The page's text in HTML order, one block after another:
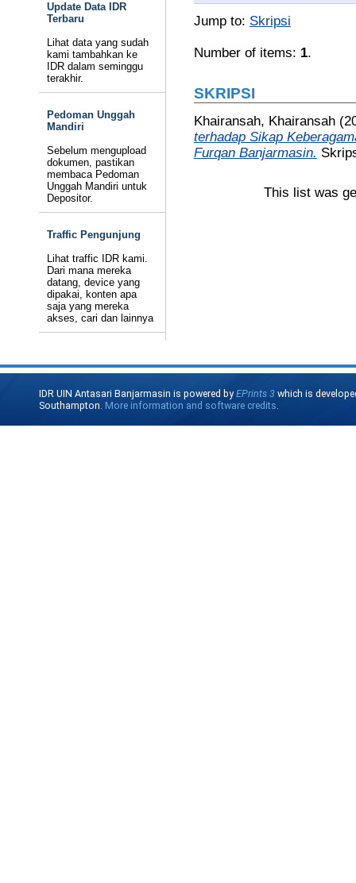
Update Data IDR
Terbaru
Lihat data yang sudah
kami tambahkan ke
IDR dalam seminggu
terakhir.
Pedoman Unggah
Mandiri
Sebelum mengupload
dokumen, pastikan
membaca Pedoman
Unggah Mandiri untuk
Depositor.
Traffic Pengunjung
Lihat traffic IDR kami.
Dari mana mereka
datang, device yang
dipakai, konten apa
saja yang mereka
akses, cari dan lainnya
Jump to: Skripsi
Number of items: 1.
SKRIPSI
Khairansah, Khairansah
terhadap Sikap
Furqan Banjarmasin.
This list was
IDR UIN Antasari Banjarmasin is powered byEPrints 3 which is
Southampton. More information and software credits.